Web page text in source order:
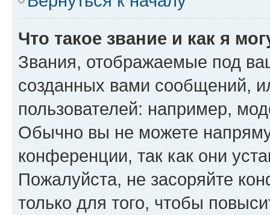
Что такое звание и как я
Звания, отображаемые под
созданных вами сообщений,
пользователей: например,
Обычно вы не можете
конференции, так как они
Пожалуйста, не засоряйте
только для того, чтобы